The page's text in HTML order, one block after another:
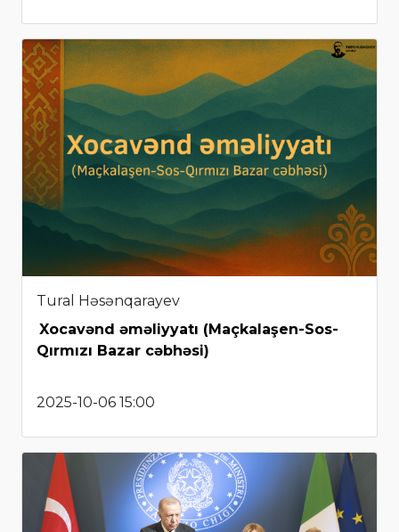
Tural Həsənqarayev
Xocavənd əməliyyatı (Maçkalaşen-Sos-
Qırmızı Bazar cəbhəsi)
2025-10-06 15:00